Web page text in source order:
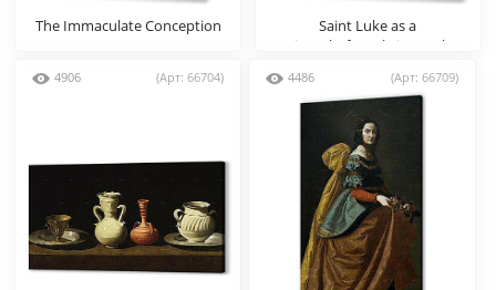
The Immaculate Conception
Saint Luke as a
painter,before christ on the
4906 (Арт: 66704) 4486 (Арт: 66709)